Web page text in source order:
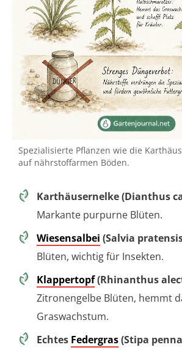
Spezialisierte Pflanzen wie die
auf nährstoffarmen Böden.
Karthäusernelke (Dianthus
Markante purpurne Blüten.
Wiesensalbei (Salvia
Blüten, wichtig für Insekten.
Klappertopf(Rhinanthus
Zitronengelbe Blüten, hemmt
Graswachstum.
Echtes Federgras(Stipa